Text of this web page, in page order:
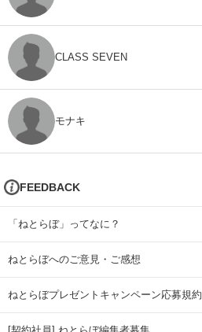
CLASS SEVEN
モナキ
FEEDBACK
「ねとらぼ」ってなに？
ねとらぼへのご意見・ご感想
ねとらぼプレゼントキャンペーン応募規約